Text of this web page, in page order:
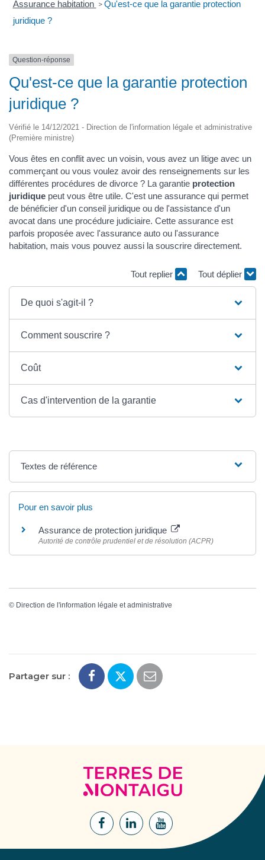
Assurance habitation > Qu'est-ce que la garantie protection
juridique ?
Question-réponse
Qu'est-ce que la garantie protection
juridique ?
Vérifié le 14/12/2021 - Direction de l'information légale et administrative
(Première ministre)
Vous êtes en conflit avec un voisin, vous avez un litige avec un
commerçant ou vous voulez avoir des renseignements sur les
différentes procédures de divorce ? La garantie protection
juridique peut vous être utile. C'est une assurance qui permet
de bénéficier d'un conseil juridique ou de l'assistance d'un
avocat dans une procédure judiciaire. Cette assurance est
parfois proposée avec l'assurance auto ou l'assurance
habitation, mais vous pouvez aussi la souscrire directement.
Tout replier Tout déplier
De quoi s'agit-il ?
Comment souscrire ?
Coût
Cas d'intervention de la garantie
Textes de référence
Pour en savoir plus
Assurance de protection juridique
Autorité de contrôle prudentiel et de résolution (ACPR)
© Direction de l'information légale et administrative
Partager sur :
Terres
de
Montaigu
Lien
Lien
Lien